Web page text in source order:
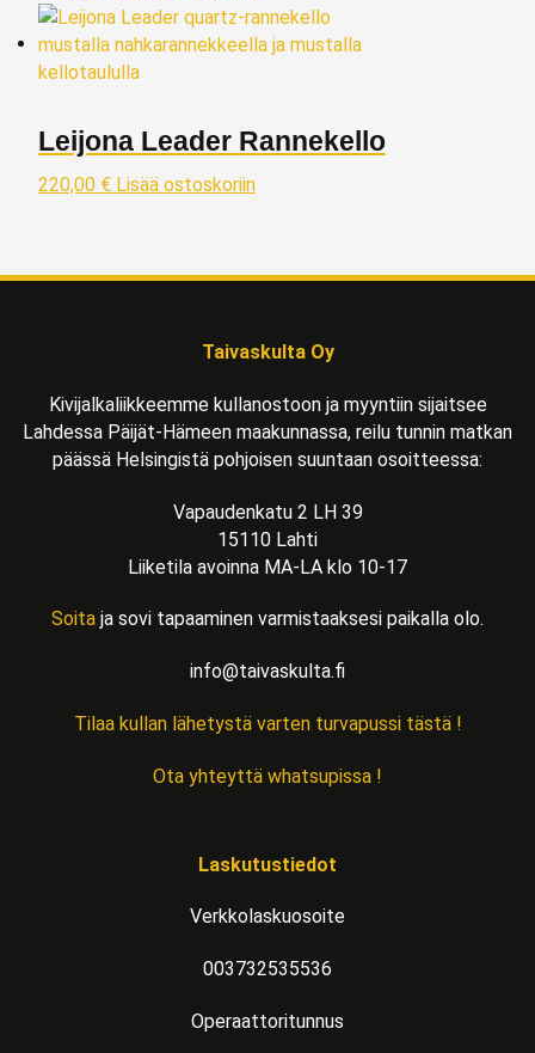
Leijona Leader Rannekello
220,00 € Lisää ostoskoriin
Taivaskulta Oy
Kivijalkaliikkeemme kullanostoon ja myyntiin sijaitsee
Lahdessa Päijät-Hämeen maakunnassa, reilu tunnin matkan
päässä Helsingistä pohjoisen suuntaan osoitteessa:
Vapaudenkatu 2 LH 39
15110 Lahti
Liiketila avoinna MA-LA klo 10-17
Soita ja sovi tapaaminen varmistaaksesi paikalla olo.
info@taivaskulta.fi
Tilaa kullan lähetystä varten turvapussi tästä !
Ota yhteyttä whatsupissa !
Laskutustiedot
Verkkolaskuosoite
003732535536
Operaattoritunnus